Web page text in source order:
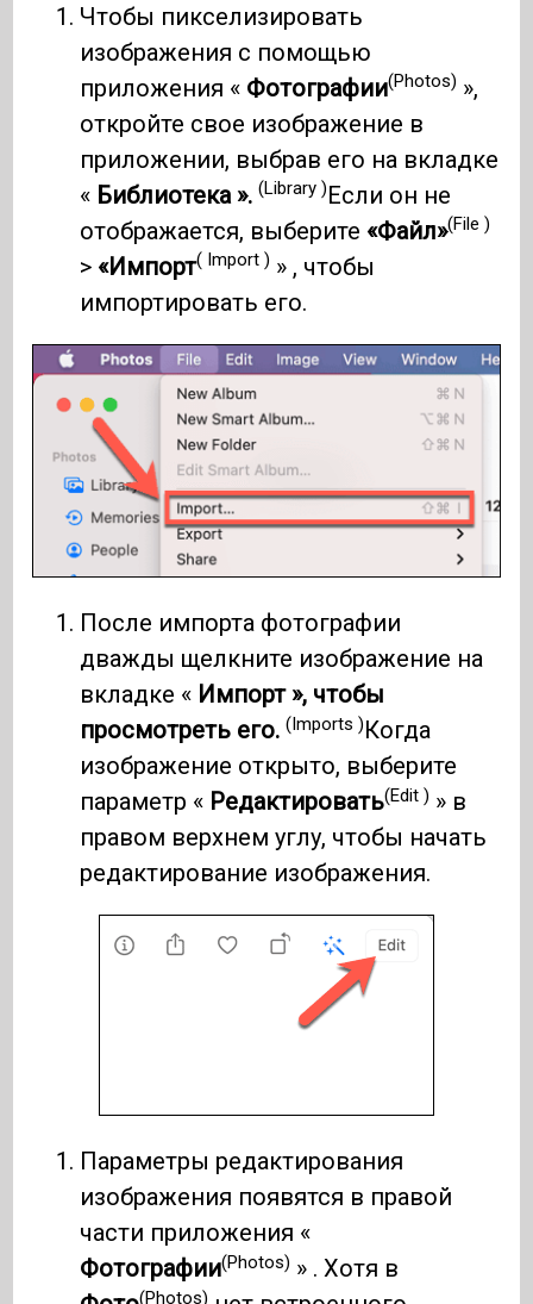
Чтобы пикселизировать
изображения с помощью
приложения « Фотографии(Photos) »,
откройте свое изображение в
приложении, выбрав его на вкладке
« Библиотека ».(Library )Если он не
отображается, выберите «Файл»(File )
> «Импорт( Import ) » , чтобы
импортировать его.
После импорта фотографии
дважды щелкните изображение на
вкладке « Импорт », чтобы
просмотреть его.(Imports )Когда
изображение открыто, выберите
параметр « Редактировать(Edit ) » в
правом верхнем углу, чтобы начать
редактирование изображения.
Параметры редактирования
изображения появятся в правой
части приложения «
Фотографии(Photos) » . Хотя в
(Photos)